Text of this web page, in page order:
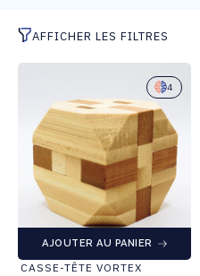
AFFICHER LES FILTRES
4
AJOUTER AU PANIER
CASSE-TÊTE VORTEX